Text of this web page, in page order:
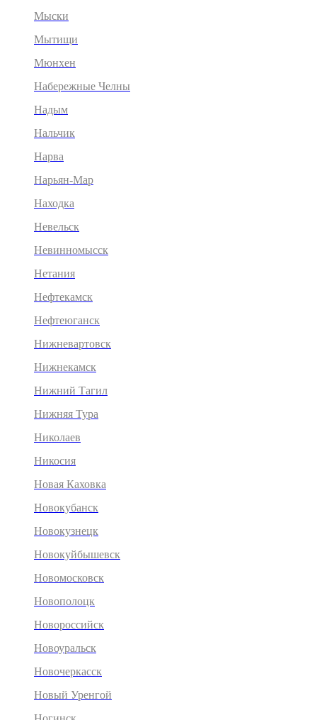
Мыски
Мытищи
Мюнхен
Набережные Челны
Надым
Нальчик
Нарва
Нарьян-Мар
Находка
Невельск
Невинномысск
Нетания
Нефтекамск
Нефтеюганск
Нижневартовск
Нижнекамск
Нижний Тагил
Нижняя Тура
Николаев
Никосия
Новая Каховка
Новокубанск
Новокузнецк
Новокуйбышевск
Новомосковск
Новополоцк
Новороссийск
Новоуральск
Новочеркасск
Новый Уренгой